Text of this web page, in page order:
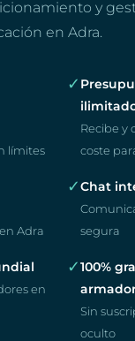
y
en Adra.
límites
✓
Recibe y
coste
Adra
✓Chat
segura
en
✓100%
Sin
oculto